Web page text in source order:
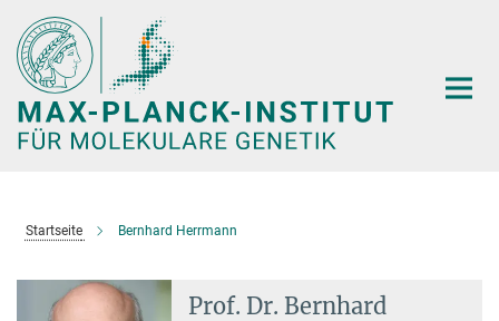
Hauptinhalt
Startseite Bernhard Herrmann
Prof. Dr. Bernhard